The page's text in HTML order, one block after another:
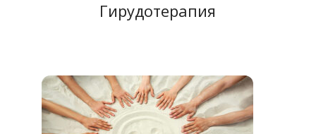
Гирудотерапия